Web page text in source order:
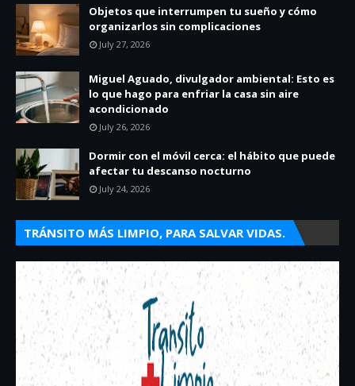
Objetos que interrumpen tu sueño y cómo
organizarlos sin complicaciones
July 27, 2026
Miguel Aguado, divulgador ambiental: Esto es
lo que hago para enfriar la casa sin aire
acondicionado
July 26, 2026
Dormir con el móvil cerca: el hábito que puede
afectar tu descanso nocturno
July 24, 2026
TRÁNSITO MÁS LIMPIO, PARA SALVAR VIDAS.